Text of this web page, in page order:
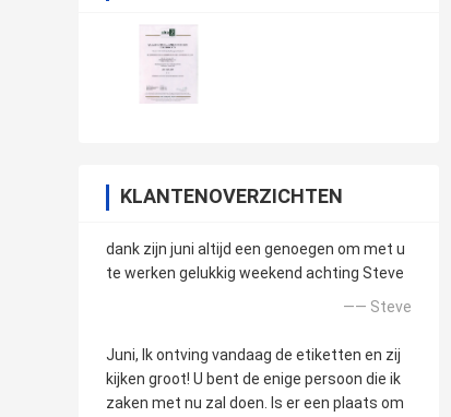
KLANTENOVERZICHTEN
dank zijn juni altijd een genoegen om met u
te werken gelukkig weekend achting Steve
—— Steve
Juni, Ik ontving vandaag de etiketten en zij
kijken groot! U bent de enige persoon die ik
zaken met nu zal doen. Is er een plaats om